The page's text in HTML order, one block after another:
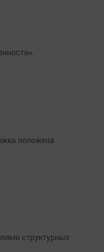
положена
структурных